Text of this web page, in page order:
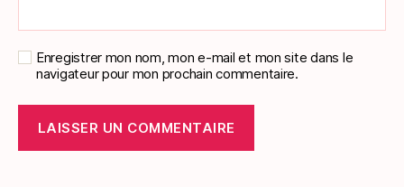
Enregistrer mon nom, mon e-mail et mon site dans le
navigateur pour mon prochain commentaire.